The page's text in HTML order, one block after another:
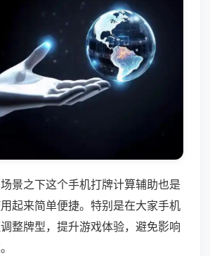
景之下这个手机打牌计算辅助也是
起来简单便捷。特别是在大家手机
整牌型，提升游戏体验，避免影响